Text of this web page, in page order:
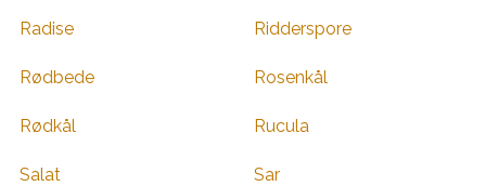
Radise Ridderspore
Rødbede Rosenkål
Rødkål Rucula
Salat Sar